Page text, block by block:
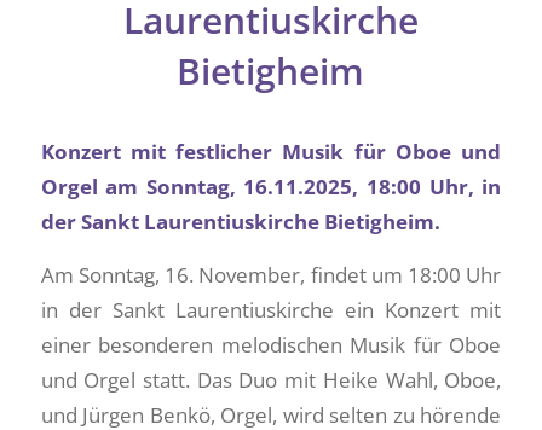
Laurentiuskirche
Bietigheim
Konzert mit festlicher Musik für Oboe und
Orgel am Sonntag, 16.11.2025, 18:00 Uhr, in
der Sankt Laurentiuskirche Bietigheim.
Am Sonntag, 16. November, findet um 18:00 Uhr
in der Sankt Laurentiuskirche ein Konzert mit
einer besonderen melodischen Musik für Oboe
und Orgel statt. Das Duo mit Heike Wahl, Oboe,
und Jürgen Benkö, Orgel, wird selten zu hörende